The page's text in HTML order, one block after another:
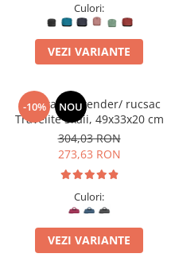
Culori:
VEZI VARIANTE
-10% NOU
Geanta weekender/ rucsac
Travelite Skaii, 49x33x20 cm
304,03 RON
273,63 RON
Culori:
VEZI VARIANTE